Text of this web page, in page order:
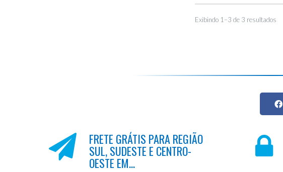
Exibindo 1–3 de 3 resultados
FRETE GRÁTIS PARA REGIÃO
SUL, SUDESTE E CENTRO-
OESTE EM...